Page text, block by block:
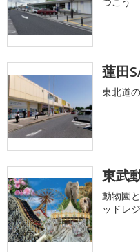
蓮田
東北道
東武
動物園
ッドレ